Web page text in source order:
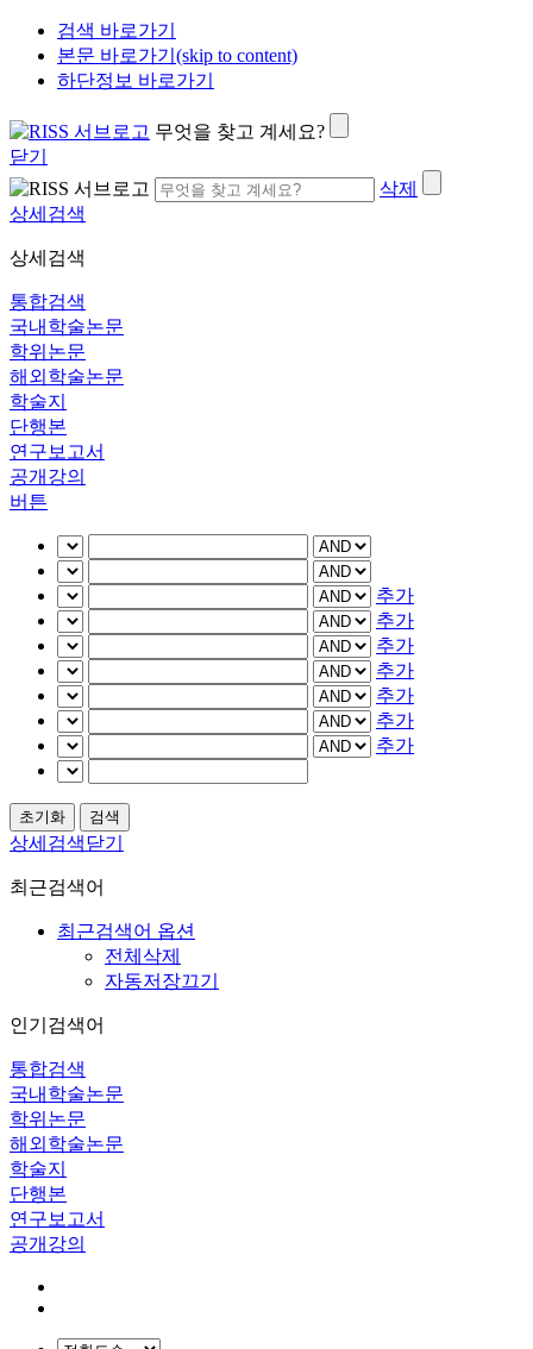
검색 바로가기
본문 바로가기(skip to content)
하단정보 바로가기
무엇을 찾고 계세요?
닫기
삭제
상세검색
상세검색
통합검색
국내학술논문
학위논문
해외학술논문
학술지
단행본
연구보고서
공개강의
버튼
추가
추가
추가
추가
추가
추가
추가
상세검색닫기
최근검색어
최근검색어 옵션
전체삭제
자동저장끄기
인기검색어
통합검색
국내학술논문
학위논문
해외학술논문
학술지
단행본
연구보고서
공개강의